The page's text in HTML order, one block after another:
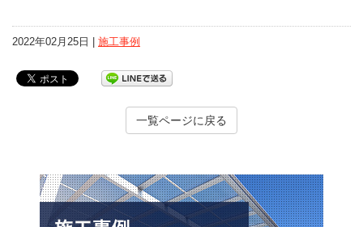
2022年02月25日 | 施工事例
一覧ページに戻る